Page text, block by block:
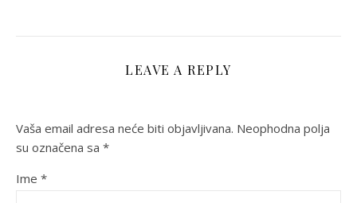
LEAVE A REPLY
Vaša email adresa neće biti objavljivana. Neophodna polja
su označena sa *
Ime *